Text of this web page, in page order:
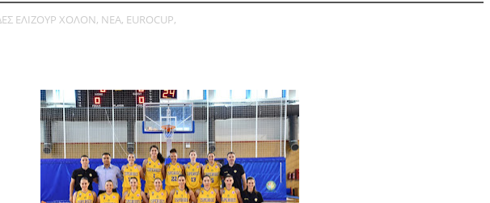
ΕΛΙΖΟΥΡ ΧΟΛΟΝ, ΝΕΑ, EUROCUP,